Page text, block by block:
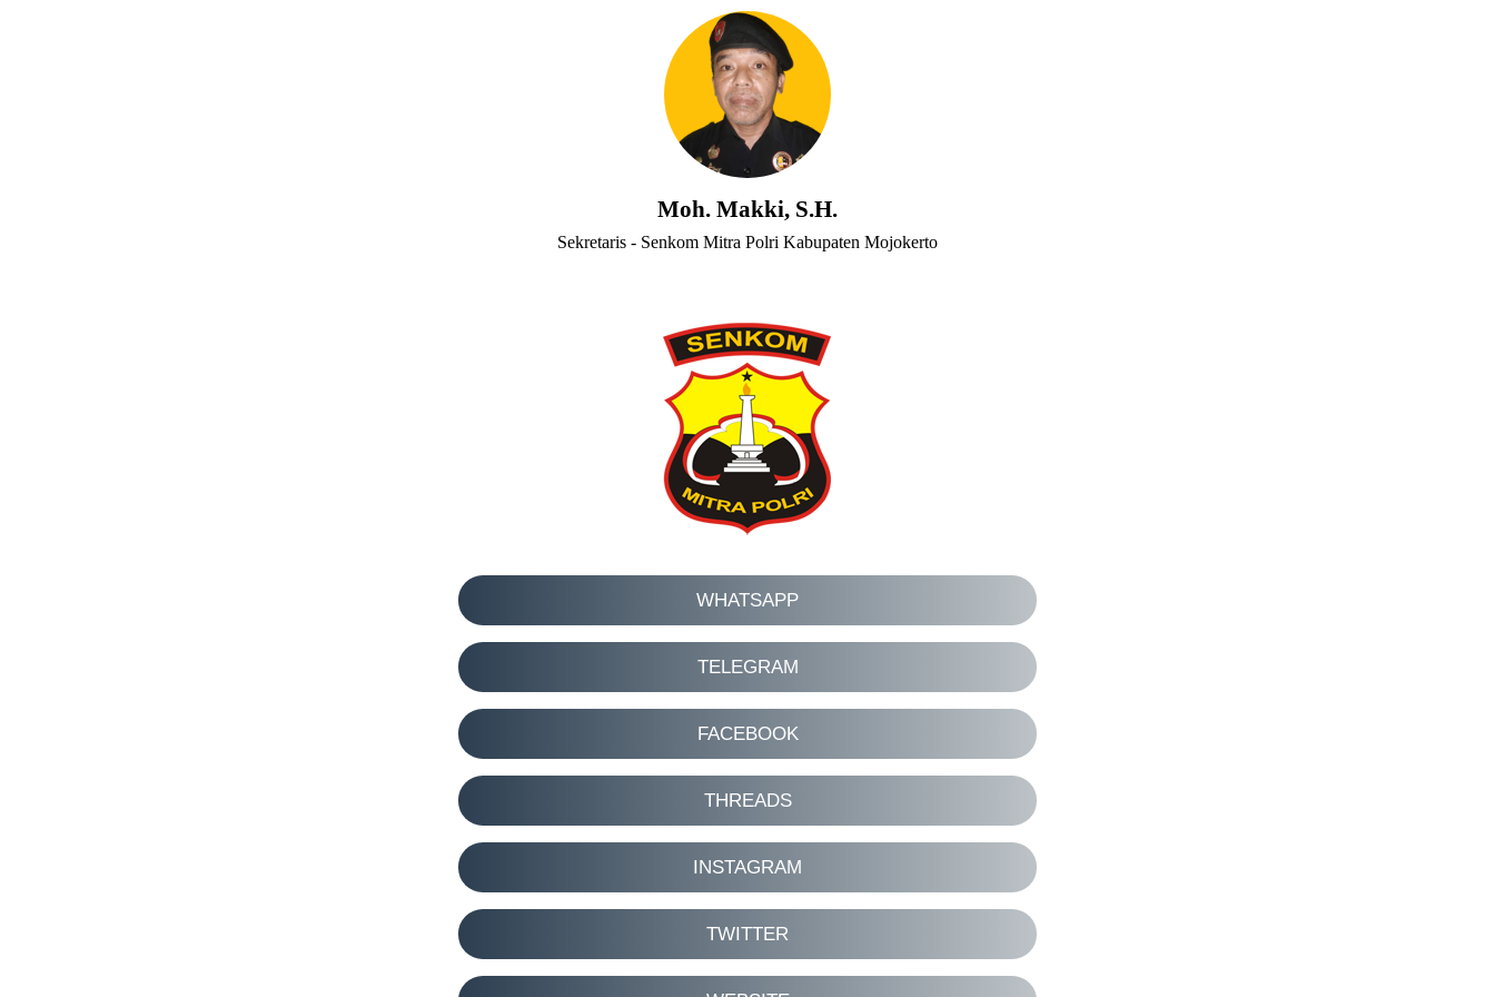
Moh. Makki, S.H.
Sekretaris - Senkom Mitra Polri Kabupaten Mojokerto
WHATSAPP
TELEGRAM
FACEBOOK
THREADS
INSTAGRAM
TWITTER